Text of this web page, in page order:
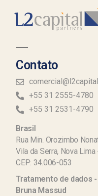
Contato
+55 31 2555-4780
+55 31 2531-4790
Brasil
Rua Min. Orozimbo
Vila da Serra, Nova Lima
CEP: 34.006-053
Tratamento de dados -
Bruna Massud